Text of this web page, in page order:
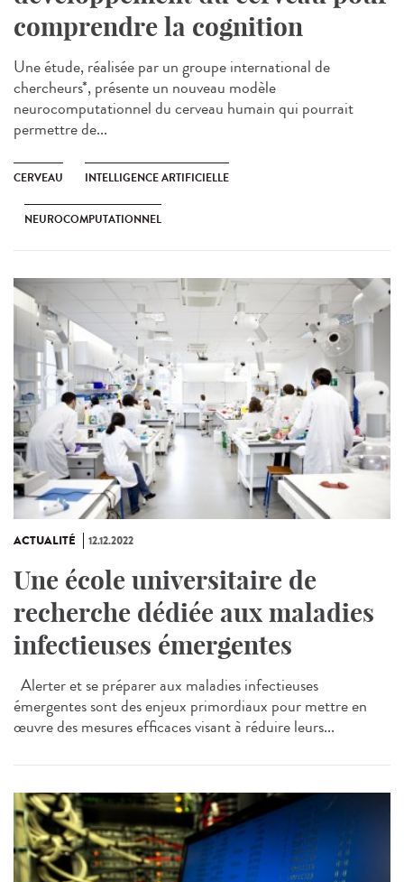
comprendre la cognition
Une étude, réalisée par un groupe international de
chercheurs*, présente un nouveau modèle
neurocomputationnel du cerveau humain qui pourrait
permettre de...
CERVEAU INTELLIGENCE ARTIFICIELLE
NEUROCOMPUTATIONNEL
ACTUALITÉ 12.12.2022
Une école universitaire de
recherche dédiée aux maladies
infectieuses émergentes
Alerter et se préparer aux maladies infectieuses
émergentes sont des enjeux primordiaux pour mettre en
œuvre des mesures efficaces visant à réduire leurs...